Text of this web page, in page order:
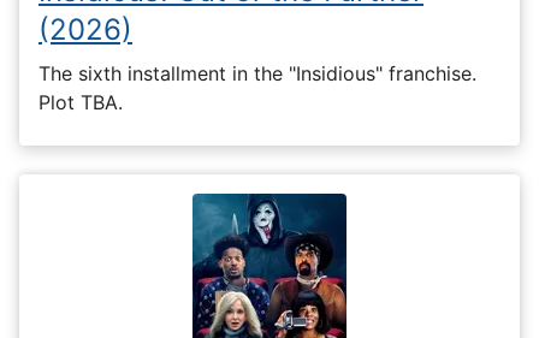
(2026)
The sixth installment in the "Insidious" franchise.
Plot TBA.